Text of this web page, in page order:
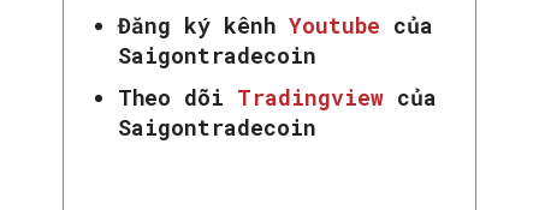
Đăng ký kênh Youtube của
Saigontradecoin
Theo dõi Tradingview của
Saigontradecoin